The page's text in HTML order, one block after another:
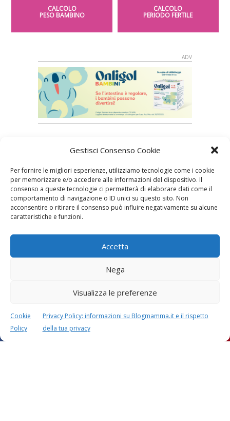
Gestisci Consenso Cookie
Per fornire le migliori esperienze, utilizziamo tecnologie come i cookie
per memorizzare e/o accedere alle informazioni del dispositivo. Il
consenso a queste tecnologie ci permetterà di elaborare dati come il
comportamento di navigazione o ID unici su questo sito. Non
acconsentire o ritirare il consenso può influire negativamente su alcune
caratteristiche e funzioni.
Accetta
Nega
Visualizza le preferenze
Cookie
Policy
Privacy Policy: informazioni su Blogmamma.it e il rispetto
della tua privacy
CALCOLO
PESO BAMBINO
CALCOLO
PERIODO FERTILE
Speciali in evidenza
Festa della mamma: